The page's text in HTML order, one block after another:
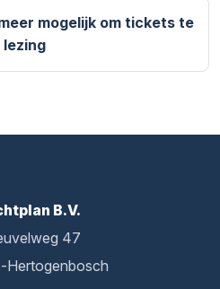
mogelijk om tickets te
B.V.
47
Hertogenbosch